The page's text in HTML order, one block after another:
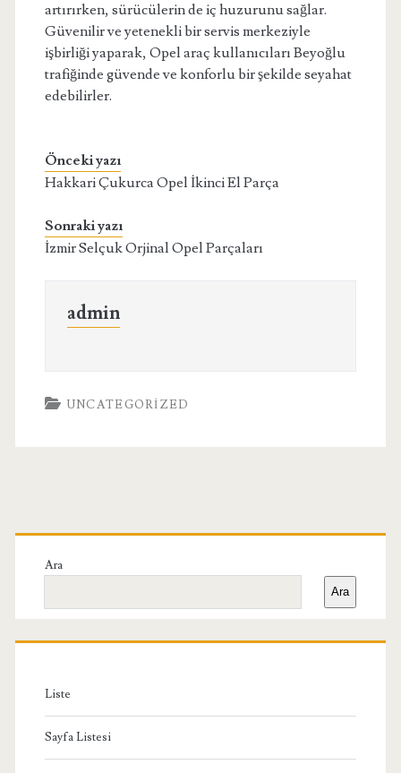
artırırken, sürücülerin de iç huzurunu sağlar.
Güvenilir ve yetenekli bir servis merkeziyle
işbirliği yaparak, Opel araç kullanıcıları Beyoğlu
trafiğinde güvende ve konforlu bir şekilde seyahat
edebilirler.
Önceki yazı
Hakkari Çukurca Opel İkinci El Parça
Sonraki yazı
İzmir Selçuk Orjinal Opel Parçaları
admin
UNCATEGORIZED
Birincil
Yan
Menü
Ara
Ara
Liste
Sayfa Listesi